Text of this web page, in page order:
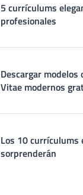
5 currículums
profesionales
Descargar
Vitae modernos
Los 10
sorprenderán